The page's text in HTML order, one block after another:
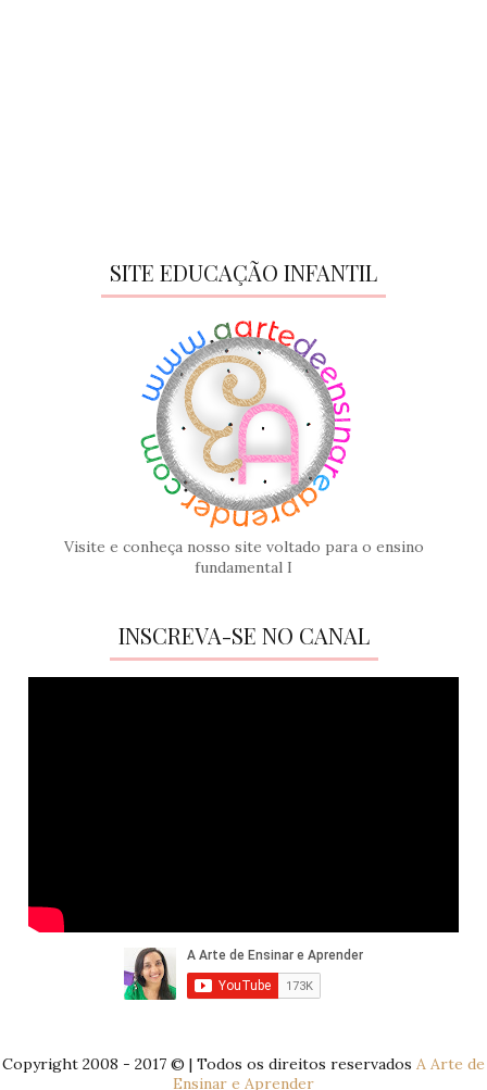
SITE EDUCAÇÃO INFANTIL
Visite e conheça nosso site voltado para o ensino
fundamental I
INSCREVA-SE NO CANAL
Copyright 2008 - 2017 © | Todos os direitos reservados A Arte de
Ensinar e Aprender